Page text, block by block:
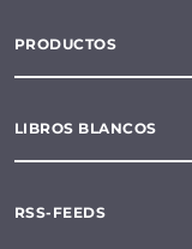
PRODUCTOS
LIBROS BLANCOS
RSS-FEEDS